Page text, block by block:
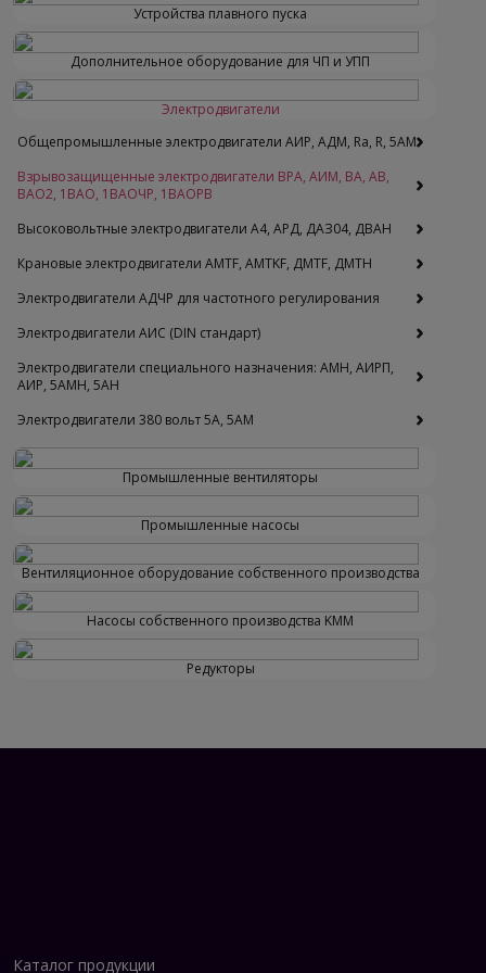
Стабильная работа при перепадах
напряжения
Увеличенный межремонтный период
Низкий уровень шума и вибрации
Полное соответствие требованиям
взрывобезопасности
предотвращения искрообразования
Термодатчики для контроля перегрева
Области применения двигателей
Нефтегазовая промышленность
Двигатели 1ВАО активно используются в
качестве привода насосного оборудования на
нефтеперерабатывающих предприятиях,
компрессорных станциях и объектах добычи, где
требуется высокий уровень
взрывобезопасности.
Для работы в шахтах и рудниках двигатели 1ВАО
Устройства плавного пуска
Дополнительное оборудование для ЧП и УПП
Электродвигатели
Общепромышленные электродвигатели АИР, АДМ, Ra, R, 5AM
Взрывозащищенные электродвигатели ВРА, АИМ, ВА, АВ,
ВАO2, 1ВАО, 1ВАОЧР, 1ВАОРВ
Высоковольтные электродвигатели A4, АРД, ДАЗ04, ДВАН
Крановые электродвигатели AMTF, AMTKF, ДMTF, ДМТН
Электродвигатели АДЧР для частотного регулирования
Электродвигатели АИС (DIN стандарт)
Электродвигатели специального назначения: АМН, АИРП,
АИР, 5АМН, 5АН
Электродвигатели 380 вольт 5А, 5АМ
Промышленные вентиляторы
Промышленные насосы
Вентиляционное оборудование собственного производства
Насосы собственного производства KMM
Редукторы
Каталог продукции